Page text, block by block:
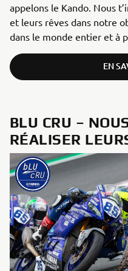
appelons le Kando. Nous
et leurs rêves dans notre
dans le monde entier et à
EN
BLU CRU –
RÉALISER